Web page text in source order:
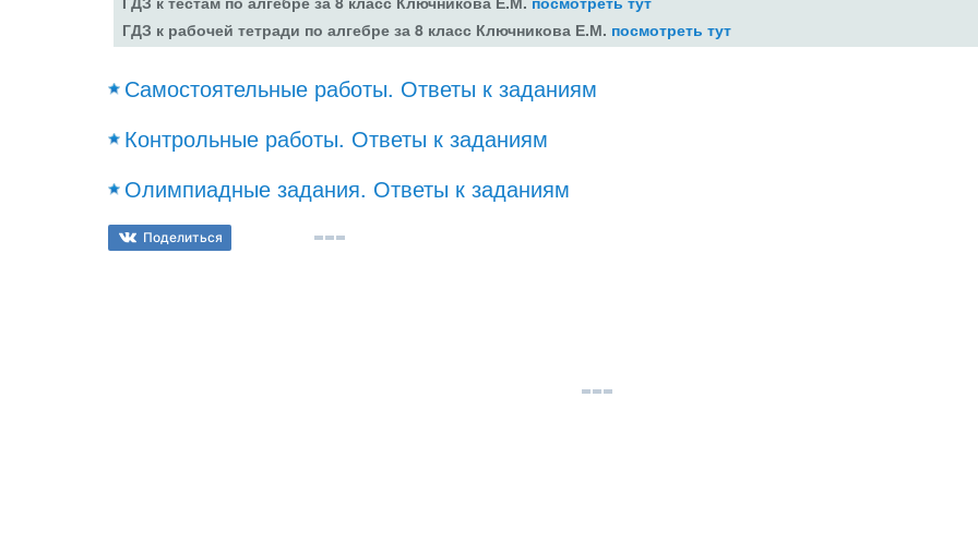
ГДЗ к рабочей тетради по алгебре за 8 класс Ключникова Е.М. посмотреть тут
Самостоятельные работы. Ответы к заданиям
Контрольные работы. Ответы к заданиям
Олимпиадные задания. Ответы к заданиям
Поделиться